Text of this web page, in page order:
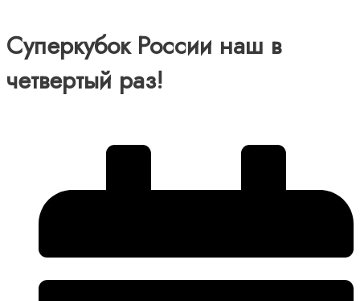
Суперкубок России наш в
четвертый раз!